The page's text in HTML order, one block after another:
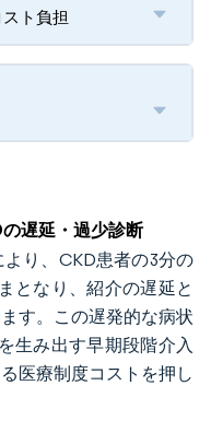
ト負担
遅延・過少診断
り、CKD患者の3分の
となり、紹介の遅延と
す。この遅発的な病状
生み出す早期段階介入
医療制度コストを押し